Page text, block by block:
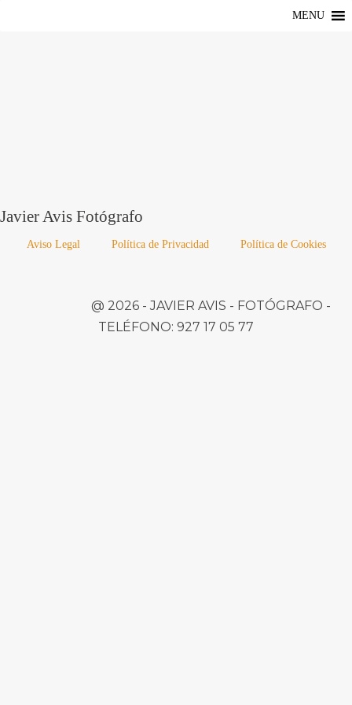
MENU
Javier Avis Fotógrafo
Aviso Legal Política de Privacidad Política de Cookies
@ 2026 -JAVIER AVIS - FOTÓGRAFO -
TELÉFONO: 927 17 05 77